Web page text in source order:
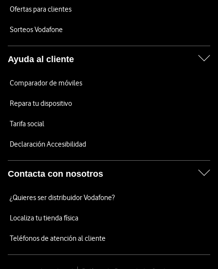
Ofertas para clientes
Sorteos Vodafone
Ayuda al cliente
Comparador de móviles
Repara tu dispositivo
Tarifa social
Declaración Accesibilidad
Contacta con nosotros
¿Quieres ser distribuidor Vodafone?
Localiza tu tienda física
Teléfonos de atención al cliente